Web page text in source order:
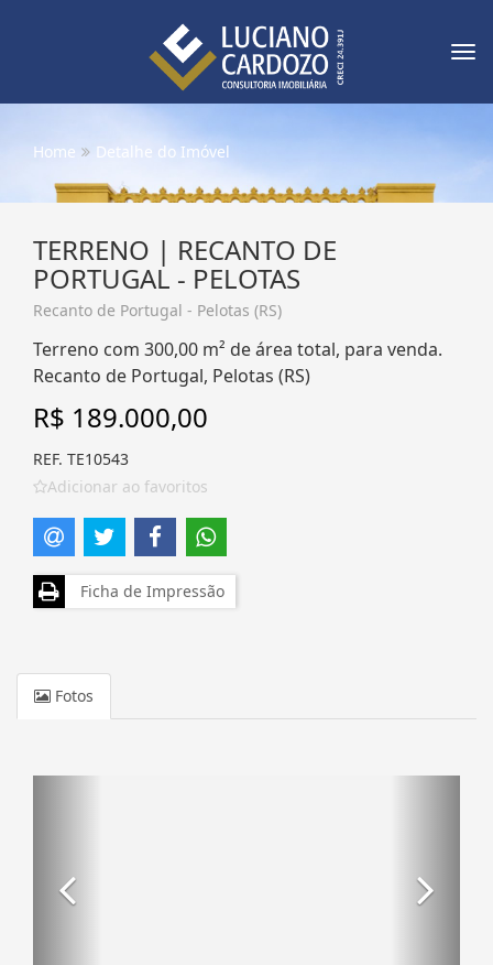
Home Detalhe do Imóvel
TERRENO | RECANTO DE
PORTUGAL - PELOTAS
Recanto de Portugal - Pelotas (RS)
Terreno com 300,00 m² de área total, para venda.
Recanto de Portugal, Pelotas (RS)
R$ 189.000,00
REF. TE10543
Adicionar ao favoritos
Ficha de Impressão
Fotos